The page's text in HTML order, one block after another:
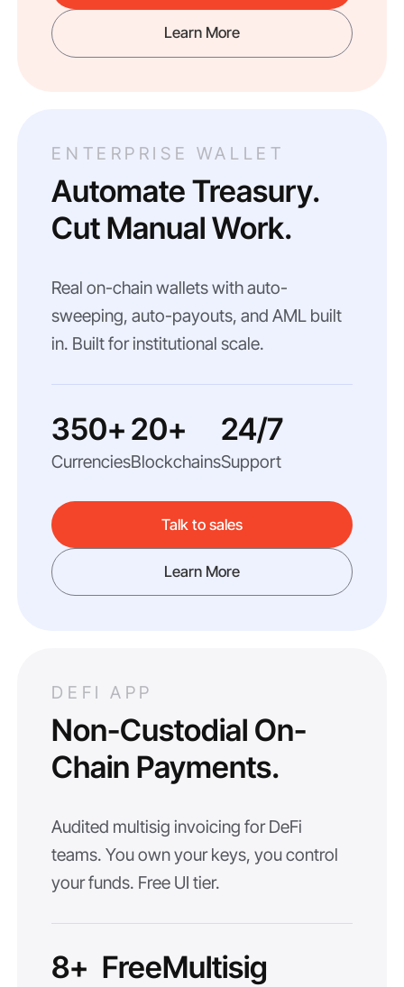
Learn More
ENTERPRISE WALLET
Automate Treasury.
Cut Manual Work.
Real on-chain wallets with auto-
sweeping, auto-payouts, and AML built
in. Built for institutional scale.
350+
Currencies
20+
Blockchains
24/7
Support
Talk to sales
Learn More
DEFI APP
Non-Custodial On-
Chain Payments.
Audited multisig invoicing for DeFi
teams. You own your keys, you control
your funds. Free UI tier.
8+ FreeMultisig